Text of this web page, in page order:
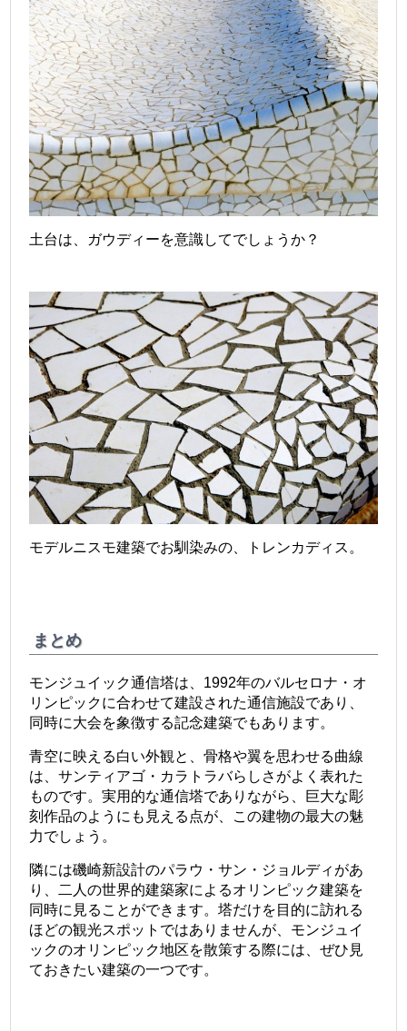
土台は、ガウディーを意識してでしょうか？
モデルニスモ建築でお馴染みの、トレンカディス。
まとめ
モンジュイック通信塔は、1992年のバルセロナ・オ
リンピックに合わせて建設された通信施設であり、
同時に大会を象徴する記念建築でもあります。
青空に映える白い外観と、骨格や翼を思わせる曲線
は、サンティアゴ・カラトラバらしさがよく表れた
ものです。実用的な通信塔でありながら、巨大な彫
刻作品のようにも見える点が、この建物の最大の魅
力でしょう。
隣には磯崎新設計のパラウ・サン・ジョルディがあ
り、二人の世界的建築家によるオリンピック建築を
同時に見ることができます。塔だけを目的に訪れる
ほどの観光スポットではありませんが、モンジュイ
ックのオリンピック地区を散策する際には、ぜひ見
ておきたい建築の一つです。